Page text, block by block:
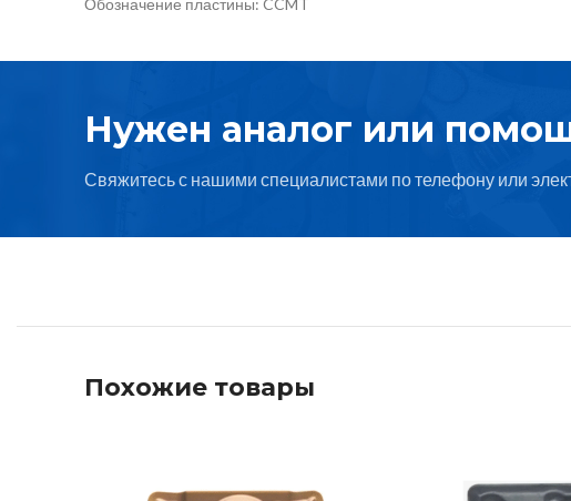
Обозначение пластины: CCMT
Нужен аналог или
Свяжитесь с нашими специалистами по телефону или
Похожие товары